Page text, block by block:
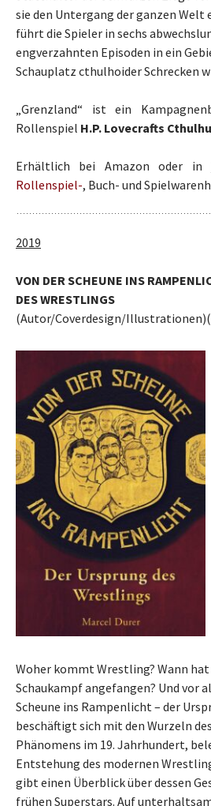
sie den Untergang der ganzen Welt
führt die Spieler in sechs
engverzahnten Episoden in ein
Schauplatz cthulhoider Schrecken
„Grenzland“ ist ein
Rollenspiel H.P. Lovecrafts
Erhältlich bei Amazon oder in
Rollenspiel-, Buch- und
2019
VON DER SCHEUNE INS
DES WRESTLINGS
(Autor/Coverdesign/
Woher kommt Wrestling? Wann
Schaukampf angefangen? Und vor
Scheune ins Rampenlicht – der
beschäftigt sich mit den Wurzeln
Phänomens im 19. Jahrhundert,
Entstehung des modernen
gibt einen Überblick über dessen
frühen Superstars. Auf